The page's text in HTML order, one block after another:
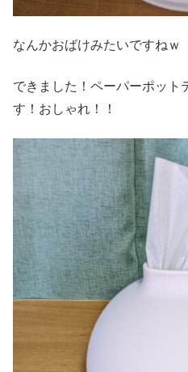
なんかおばけみたいですね
できました！ペーパーポット
す！おしゃれ！！